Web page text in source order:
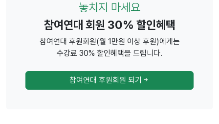
놓치지 마세요
참여연대 회원 30% 할인혜택
참여연대 후원회원(월 1만원 이상 후원)에게는
수강료 30% 할인혜택을 드립니다.
참여연대 후원회원 되기